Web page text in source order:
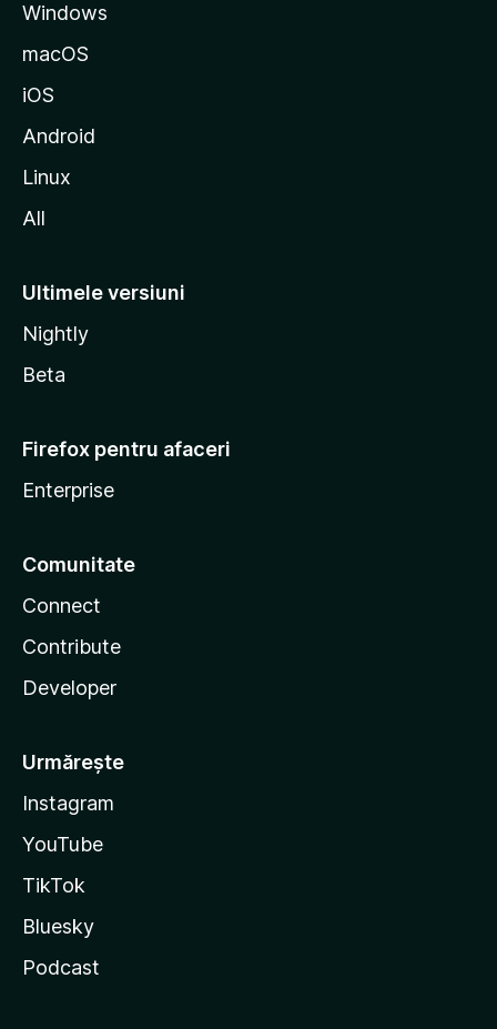
o
l
l
Windows
macOS
iOS
Android
Linux
All
Ultimele versiuni
Nightly
Beta
Firefox pentru afaceri
Enterprise
Comunitate
Connect
Contribute
Developer
Urmărește
Instagram
YouTube
TikTok
Bluesky
Podcast